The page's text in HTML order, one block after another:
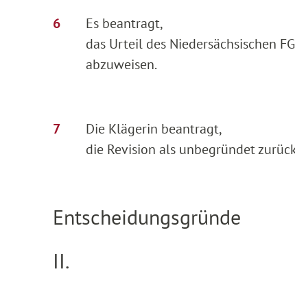
Es beantragt,
das Urteil des Niedersächsischen
abzuweisen.
Die Klägerin beantragt,
die Revision als unbegründet
Entscheidungsgründe
II.